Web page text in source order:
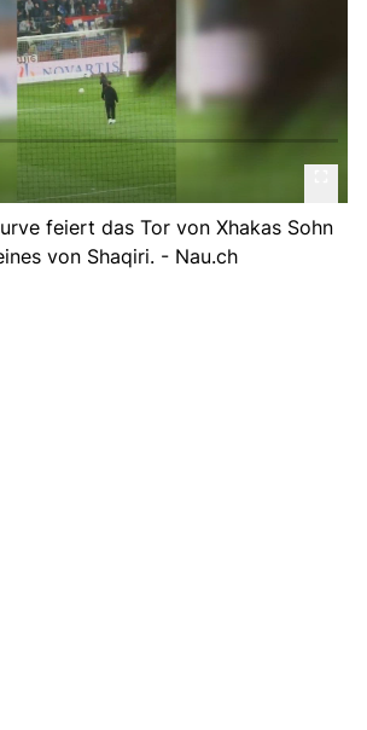
feiert das Tor von Xhakas Sohn
von Shaqiri. - Nau.ch